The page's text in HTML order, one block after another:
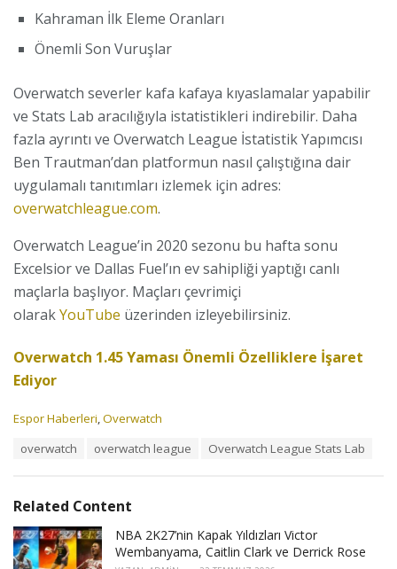
Kahraman İlk Eleme Oranları
Önemli Son Vuruşlar
Overwatch severler kafa kafaya kıyaslamalar yapabilir
ve Stats Lab aracılığıyla istatistikleri indirebilir. Daha
fazla ayrıntı ve Overwatch League İstatistik Yapımcısı
Ben Trautman’dan platformun nasıl çalıştığına dair
uygulamalı tanıtımları izlemek için adres:
overwatchleague.com.
Overwatch League’in 2020 sezonu bu hafta sonu
Excelsior ve Dallas Fuel’ın ev sahipliği yaptığı canlı
maçlarla başlıyor. Maçları çevrimiçi
olarakYouTube üzerinden izleyebilirsiniz.
Overwatch 1.45 Yaması Önemli Özelliklere İşaret
Ediyor
C
o
r
i
e
s
Espor Haberleri,Overwatch
:
overwatch overwatch league Overwatch League Stats Lab
Related Content
NBA 2K27’nin Kapak Yıldızları Victor
Wembanyama, Caitlin Clark ve Derrick Rose